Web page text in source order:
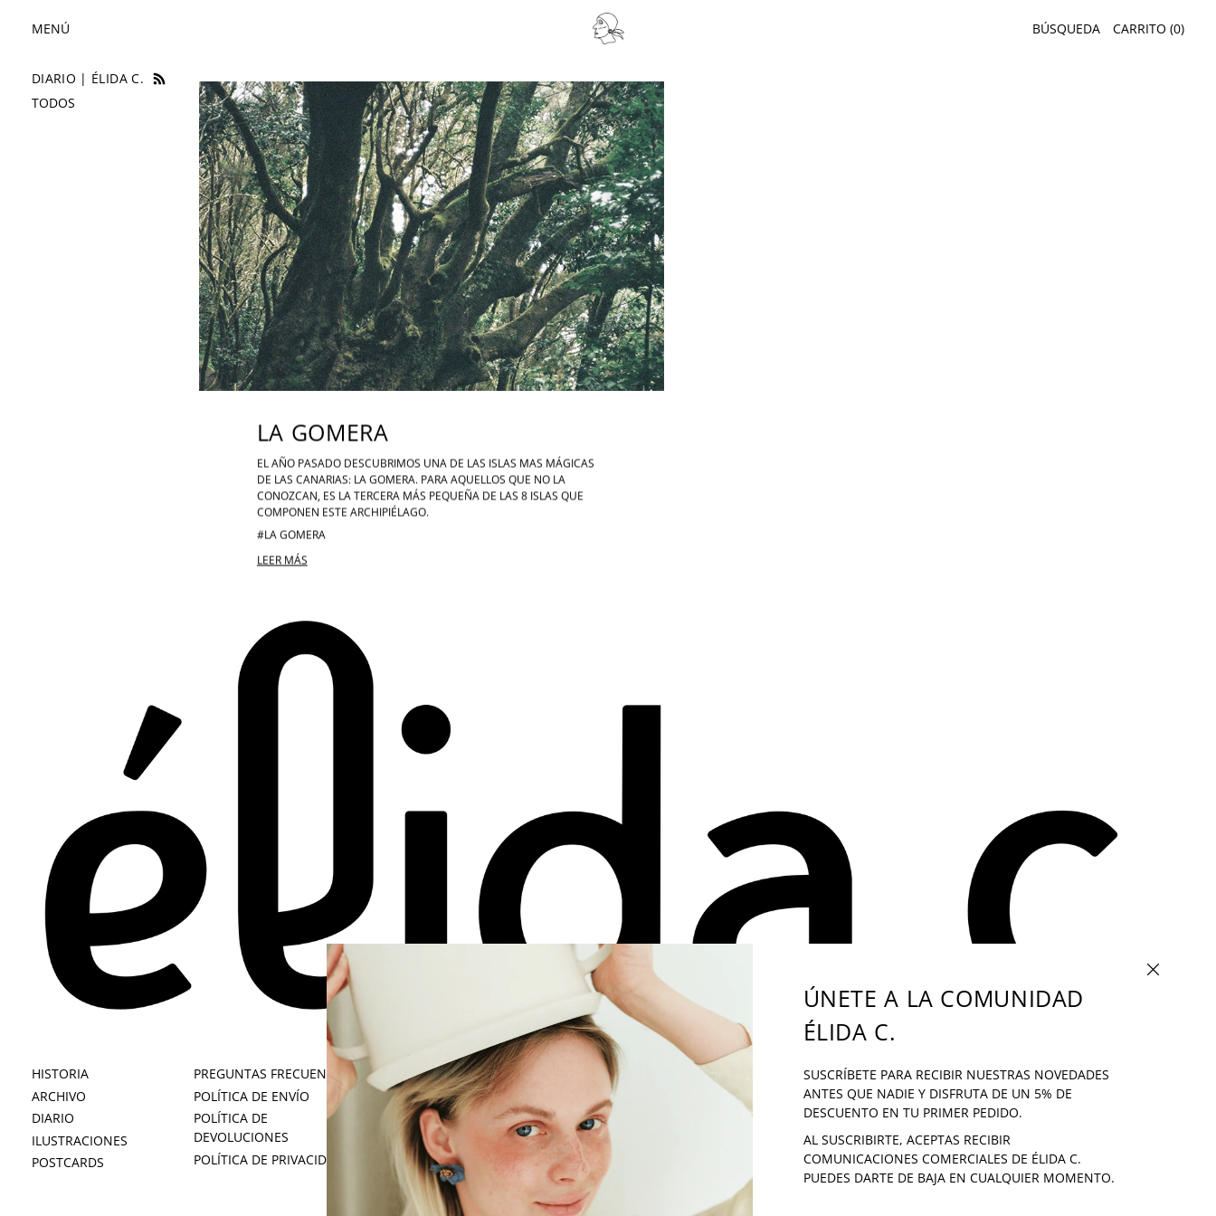
MENÚ BÚSQUEDA CARRITO (0)
DIARIO | ÉLIDA C.
TODOS
LA GOMERA
LA GOMERA
EL AÑO PASADO DESCUBRIMOS UNA DE LAS ISLAS MAS MÁGICAS
DE LAS CANARIAS: LA GOMERA. PARA AQUELLOS QUE NO LA
CONOZCAN, ES LA TERCERA MÁS PEQUEÑA DE LAS 8 ISLAS QUE
COMPONEN ESTE ARCHIPIÉLAGO.
#LA GOMERA
LEER MÁS
HISTORIA
ARCHIVO
DIARIO
ILUSTRACIONES
POSTCARDS
PREGUNTAS FRECUENTES
POLÍTICA DE ENVÍO
POLÍTICA DE
DEVOLUCIONES
POLÍTICA DE PRIVACIDAD
ÚNETE A LA COMUNIDAD ÉLIDA C.
SUSCRÍBETE PARA RECIBIR NUESTRAS NOVEDADES ANTES QUE NADIE Y
DISFRUTA DE UN 5% DE DESCUENTO EN TU PRIMER PEDIDO.
AL SUSCRIBIRTE, ACEPTAS RECIBIR COMUNICACIONES COMERCIALES DE
ÉLIDA C. PUEDES DARTE DE BAJA EN CUALQUIER MOMENTO.
DIRECCIÓN DE CORREO ELECTRÓNICO
SI TIENES ALGUNA DUDA: INFO@ELIDAC.COM
CERRAR
ÚNETE A LA COMUNIDAD
ÉLIDA C.
SUSCRÍBETE PARA RECIBIR NUESTRAS NOVEDADES
ANTES QUE NADIE Y DISFRUTA DE UN 5% DE
DESCUENTO EN TU PRIMER PEDIDO.
AL SUSCRIBIRTE, ACEPTAS RECIBIR
COMUNICACIONES COMERCIALES DE ÉLIDA C.
PUEDES DARTE DE BAJA EN CUALQUIER MOMENTO.